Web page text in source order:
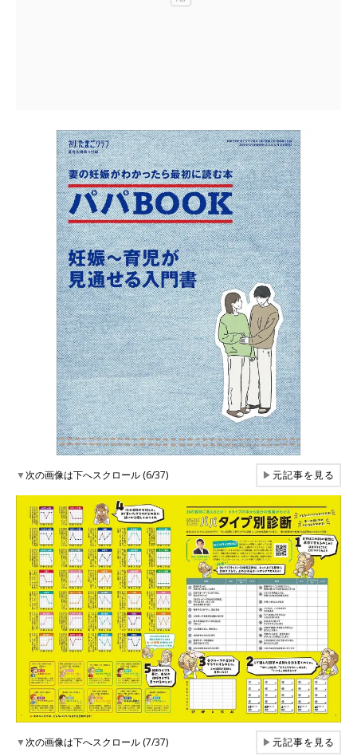
▼次の画像は下へスクロール (6/37) ▶元記事を見る
▼次の画像は下へスクロール (7/37) ▶元記事を見る